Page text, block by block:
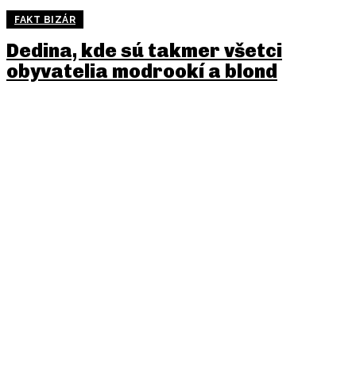
FAKT BIZÁR
Dedina, kde sú takmer všetci
obyvatelia modrookí a blond